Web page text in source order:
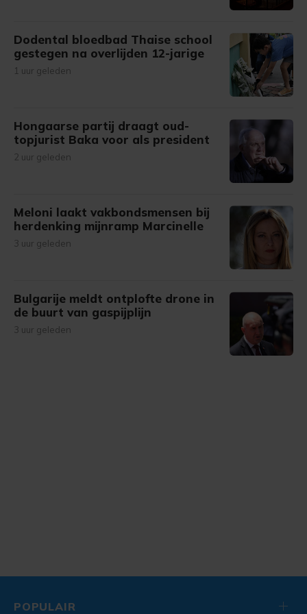
Dodental bloedbad Thaise school
gestegen na overlijden 12-jarige
1 uur geleden
Hongaarse partij draagt oud-
topjurist Baka voor als president
2 uur geleden
Meloni laakt vakbondsmensen bij
herdenking mijnramp Marcinelle
3 uur geleden
Bulgarije meldt ontplofte drone in
de buurt van gaspijplijn
3 uur geleden
POPULAIR